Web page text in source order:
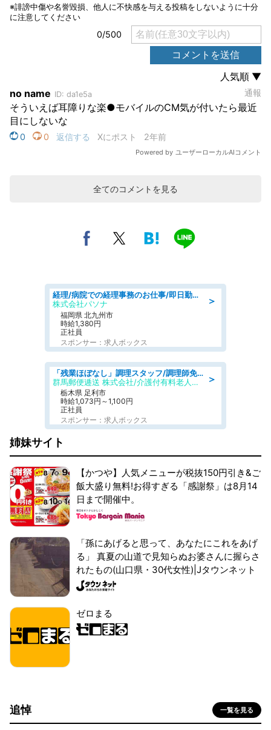
全てのコメントを見る
＞
経理/病院での経理事務のお仕事/即日勤務可/車通勤可/経理/一般事務
株式会社パソナ
福岡県 北九州市
時給1,380円
正社員
スポンサー：求人ボックス
＞
「残業ほぼなし」調理スタッフ/調理師免許必須/正職員/日勤のみ/介護付き有料老人ホーム/社会保障完備
群馬郵便逓送 株式会社/介護付有料老人ホーム ふる里
栃木県 足利市
時給1,073円～1,100円
正社員
スポンサー：求人ボックス
姉妹サイト
【かつや】人気メニューが税抜150円引き&ご
飯大盛り無料!お得すぎる「感謝祭」は8月14
日まで開催中。
「孫にあげると思って、あなたにこれをあげ
る」 真夏の山道で見知らぬお婆さんに握らさ
れたもの(山口県・30代女性)|Jタウンネット
ゼロまる
追悼 一覧を見る